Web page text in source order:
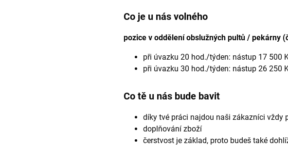
Co je u nás volného
pozice v oddělení obslužných pultů / pekárny
při úvazku 20 hod./týden: nástup 17 500
při úvazku 30 hod./týden: nástup 26 250
Co tě u nás bude bavit
díky tvé práci najdou naši zákazníci vždy
doplňování zboží
čerstvost je základ, proto budeš také